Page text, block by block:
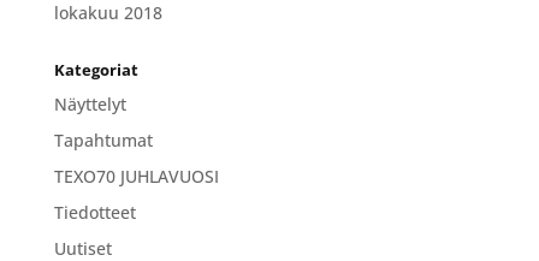
lokakuu 2018
Kategoriat
Näyttelyt
Tapahtumat
TEXO70 JUHLAVUOSI
Tiedotteet
Uutiset